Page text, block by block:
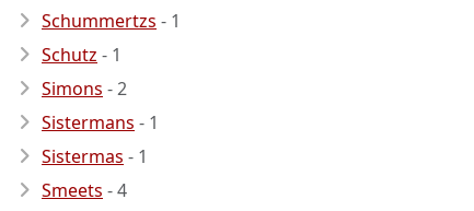
Schummertzs - 1
Schutz - 1
Simons - 2
Sistermans - 1
Sistermas - 1
Smeets - 4